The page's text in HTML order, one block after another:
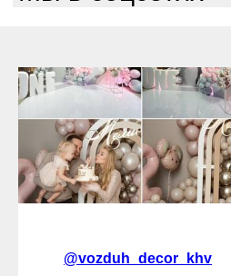
@vozduh_decor_khv